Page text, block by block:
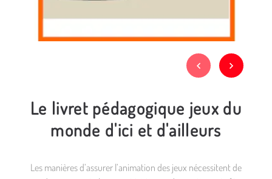
Le livret pédagogique jeux du
monde d'ici et d'ailleurs
Les manières d’assurer l’animation des jeux nécessitent de